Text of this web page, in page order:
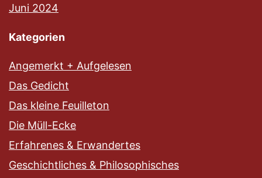
Juni 2024
Kategorien
Angemerkt + Aufgelesen
Das Gedicht
Das kleine Feuilleton
Die Müll-Ecke
Erfahrenes & Erwandertes
Geschichtliches & Philosophisches